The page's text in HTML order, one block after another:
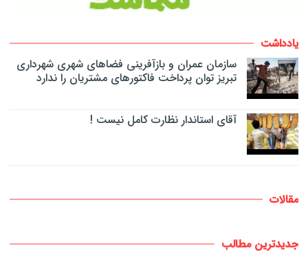
یادداشت
سازمان عمران و بازآفرینی فضاهای شهری شهرداری
تبریز توان پرداخت فاکتورهای مشتریان را ندارد
آقای استاندار نظارت کامل نیست !
مقالات
جدیدترین مطالب